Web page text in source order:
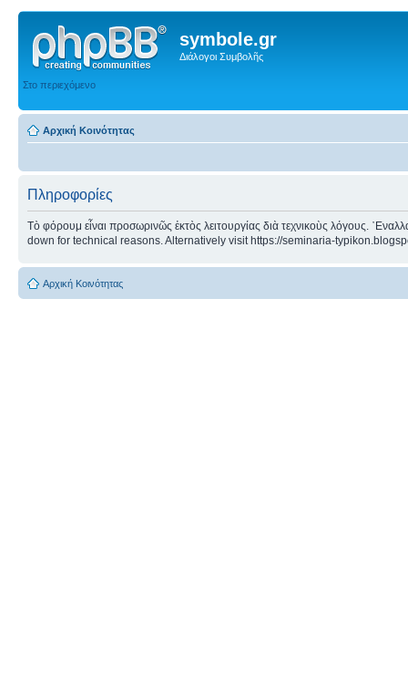
symbole.gr
Διάλογοι Συμβολῆς
Στο περιεχόμενο
Αρχική Κοινότητας
Πληροφορίες
Τὸ φόρουμ εἶναι προσωρινῶς ἐκτὸς λειτουργίας διὰ τεχνικοὺς λόγους.
down for technical reasons. Alternatively visit https://seminaria-
Αρχική Κοινότητας